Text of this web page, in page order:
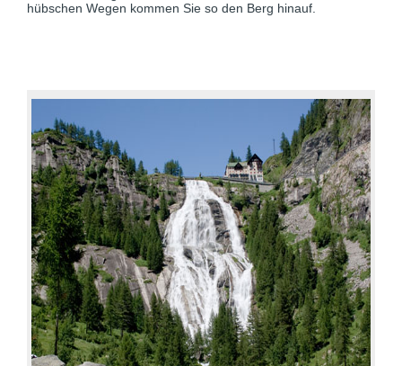
hübschen Wegen kommen Sie so den Berg hinauf.